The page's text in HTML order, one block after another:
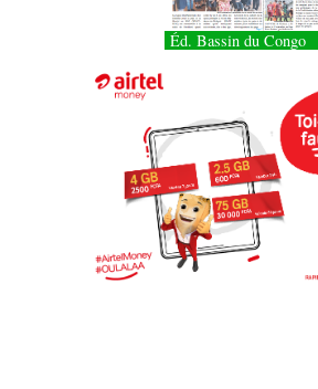
Éd. Bassin du Congo